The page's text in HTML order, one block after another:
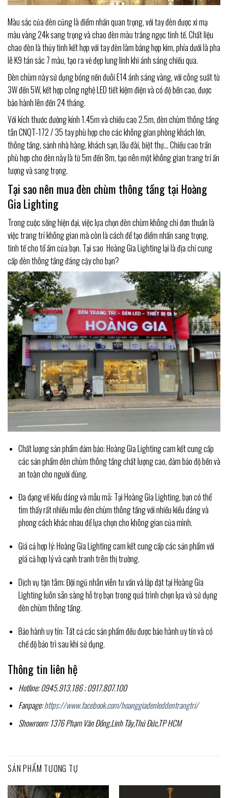
Màu sắc của đèn cũng là điểm nhấn quan trọng, với tay đèn được xi mạ
màu vàng 24k sang trọng và chao đèn màu trắng ngọc tinh tế. Chất liệu
chao đèn là thủy tinh kết hợp với tay đèn làm bằng hợp kim, phía dưới là pha
lê K9 tán sắc 7 màu, tạo ra vẻ đẹp lung linh khi ánh sáng chiếu qua.
Đèn chùm này sử dụng bóng nến đuôi E14 ánh sáng vàng, với công suất từ
3W đến 5W, kết hợp công nghệ LED tiết kiệm điện và có độ bền cao, được
bảo hành lên đến 24 tháng.
Với kích thước đường kính 1.45m và chiều cao 2.5m, đèn chùm thông tầng
tân CNQT-172 / 35 tay phù hợp cho các không gian phòng khách lớn,
thông tầng, sảnh nhà hàng, khách sạn, lâu đài, biệt thự… Chiều cao trần
phù hợp cho đèn này là từ 5m đến 8m, tạo nên một không gian trang trí ấn
tượng và sang trọng.
Tại sao nên mua đèn chùm thông tầng tại Hoàng
Gia Lighting
Trong cuộc sống hiện đại, việc lựa chọn đèn chùm không chỉ đơn thuần là
việc trang trí không gian mà còn là cách để tạo điểm nhấn sang trọng,
tinh tế cho tổ ấm của bạn. Tại sao Hoàng Gia Lighting lại là địa chỉ cung
cấp đèn thông tầng đáng cậy cho bạn?
Chất lượng sản phẩm đảm bảo: Hoàng Gia Lighting cam kết cung cấp
các sản phẩm đèn chùm thông tầng chất lượng cao, đảm bảo độ bền và
an toàn cho người dùng.
Đa dạng về kiểu dáng và mẫu mã: Tại Hoàng Gia Lighting, bạn có thể
tìm thấy rất nhiều mẫu đèn chùm thông tầng với nhiều kiểu dáng và
phong cách khác nhau để lựa chọn cho không gian của mình.
Giá cả hợp lý: Hoàng Gia Lighting cam kết cung cấp các sản phẩm với
giá cả hợp lý và cạnh tranh trên thị trường.
Dịch vụ tận tâm: Đội ngũ nhân viên tư vấn và lắp đặt tại Hoàng Gia
Lighting luôn sẵn sàng hỗ trợ bạn trong quá trình chọn lựa và sử dụng
đèn chùm thông tầng.
Bảo hành uy tín: Tất cả các sản phẩm đều được bảo hành uy tín và có
chế độ bảo trì sau khi sử dụng.
Thông tin liên hệ
Hotline: 0945.913.186 ; 0917.807.100
Fanpage:https://www.facebook.com/hoanggiadenleddentrangtri/
Showroom: 1376 Phạm Văn Đồng,Linh Tây,Thủ Đức,TP HCM
SẢN PHẨM TƯƠNG TỰ